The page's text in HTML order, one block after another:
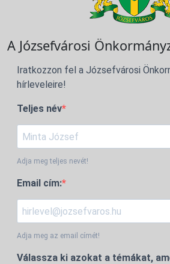
A Józsefvárosi
Iratkozzon fel a Józsefvárosi
hírleveleire!
Teljes név
Adja meg teljes nevét!
Email cím:
Adja meg az email címét!
Válassza ki azokat a témákat,